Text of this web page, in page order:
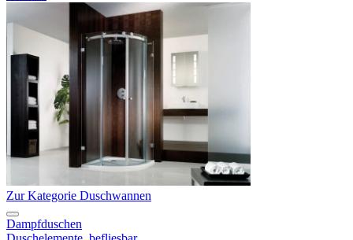
Zur Kategorie Duschwannen
Dampfduschen